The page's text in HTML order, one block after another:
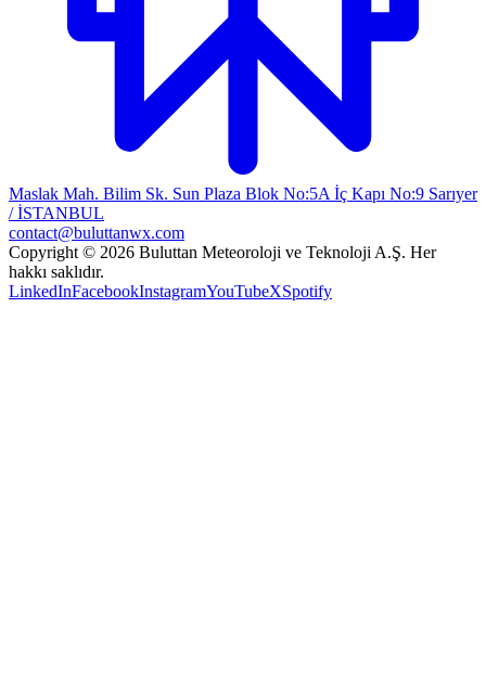
Maslak Mah. Bilim Sk. Sun Plaza Blok No:5A İç Kapı No:9 Sarıyer
/ İSTANBUL
contact@buluttanwx.com
Copyright © 2026 Buluttan Meteoroloji ve Teknoloji A.Ş. Her
hakkı saklıdır.
LinkedInFacebookInstagramYouTubeXSpotify